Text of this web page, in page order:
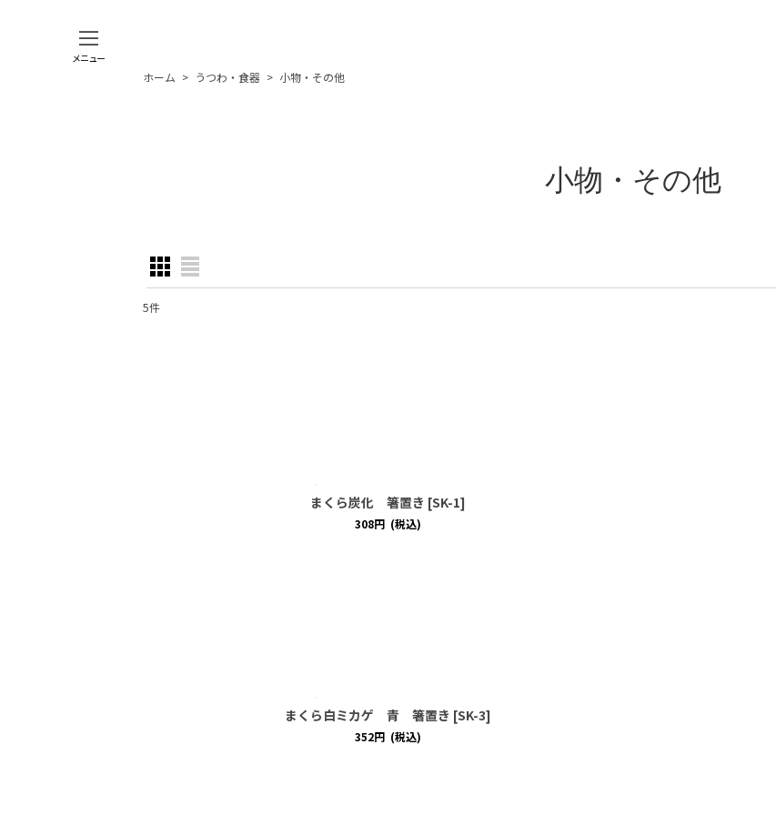
メニュー
ホーム > うつわ・食器 > 小物・その他
小物・その他
5件
まくら炭化 箸置き [SK-1]
308円 (税込)
まくら白ミカゲ 青 箸置き [SK-3]
352円 (税込)